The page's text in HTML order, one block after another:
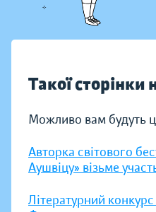
Такої сторінки
Можливо вам будуть
Авторка світового
Аушвіцу» візьме
Літературний